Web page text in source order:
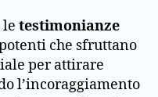
le testimonianze
che sfruttano
per attirare
l’incoraggiamento